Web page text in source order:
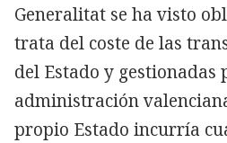
Generalitat se ha visto
trata del coste de las
del Estado y gestionadas
administración
propio Estado incurría